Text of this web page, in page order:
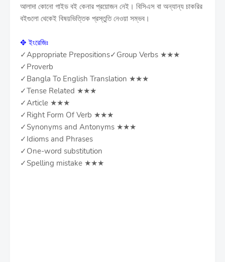
আলাদা কোনো গাইড বই কেনার প্রয়োজন নেই। বিসিএস বা অন্যান্য চাকরির
বইগুলো থেকেই বিষয়ভিত্তিক প্রস্তুতি নেওয়া সম্ভব।
✥ ইংরেজিঃ
✓Appropriate Prepositions✓Group Verbs ★★★
✓Proverb
✓Bangla To English Translation ★★★
✓Tense Related ★★★
✓Article ★★★
✓Right Form Of Verb ★★★
✓Synonyms and Antonyms ★★★
✓Idioms and Phrases
✓One-word substitution
✓Spelling mistake ★★★